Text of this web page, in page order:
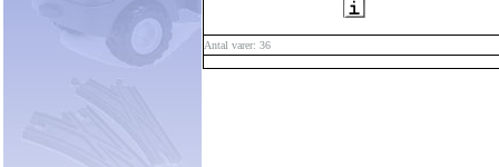
Antal varer: 36